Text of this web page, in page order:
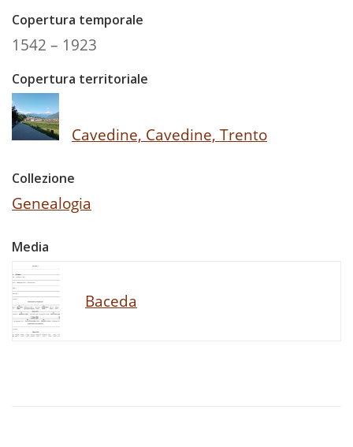
Copertura temporale
1542 – 1923
Copertura territoriale
Cavedine, Cavedine, Trento
Collezione
Genealogia
Media
Baceda